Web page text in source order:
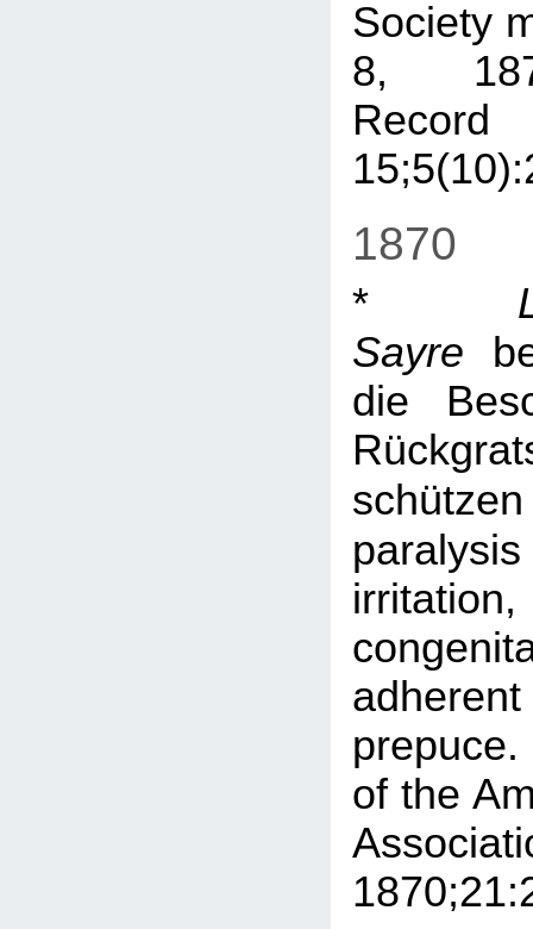
Society
8,
1870
*
Sayre
die
adherent
of the